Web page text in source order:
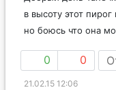
в высоту этот
но боюсь что она
0 0
21.02.15 12:06